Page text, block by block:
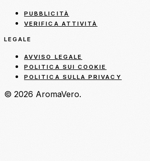
PUBBLICITÀ
VERIFICA ATTIVITÀ
LEGALE
AVVISO LEGALE
POLITICA SUI COOKIE
POLITICA SULLA PRIVACY
© 2026 AromaVero.